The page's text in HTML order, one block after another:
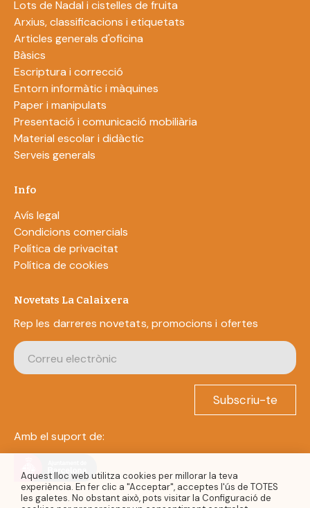
Lots de Nadal i cistelles de fruita
Arxius, classificacions i etiquetats
Articles generals d'oficina
Bàsics
Escriptura i correcció
Entorn informàtic i màquines
Paper i manipulats
Presentació i comunicació mobiliària
Material escolar i didàctic
Serveis generals
Info
Avís legal
Condicions comercials
Política de privacitat
Política de cookies
Novetats La Calaixera
Rep les darreres novetats, promocions i ofertes
Subscriu-te
Amb el suport de:
Aquest lloc web utilitza cookies per millorar la teva
experiència. En fer clic a "Acceptar", acceptes l'ús de TOTES
les galetes. No obstant això, pots visitar la Configuració de